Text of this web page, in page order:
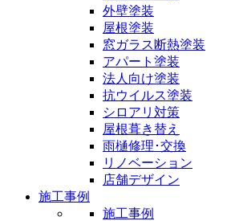
外壁塗装
屋根塗装
窓ガラス断熱塗装
アパート塗装
法人向け塗装
抗ウイルス塗装
シロアリ対策
屋根葺き替え
雨樋修理･交換
リノベーション
店舗デザイン
施工事例
施工事例